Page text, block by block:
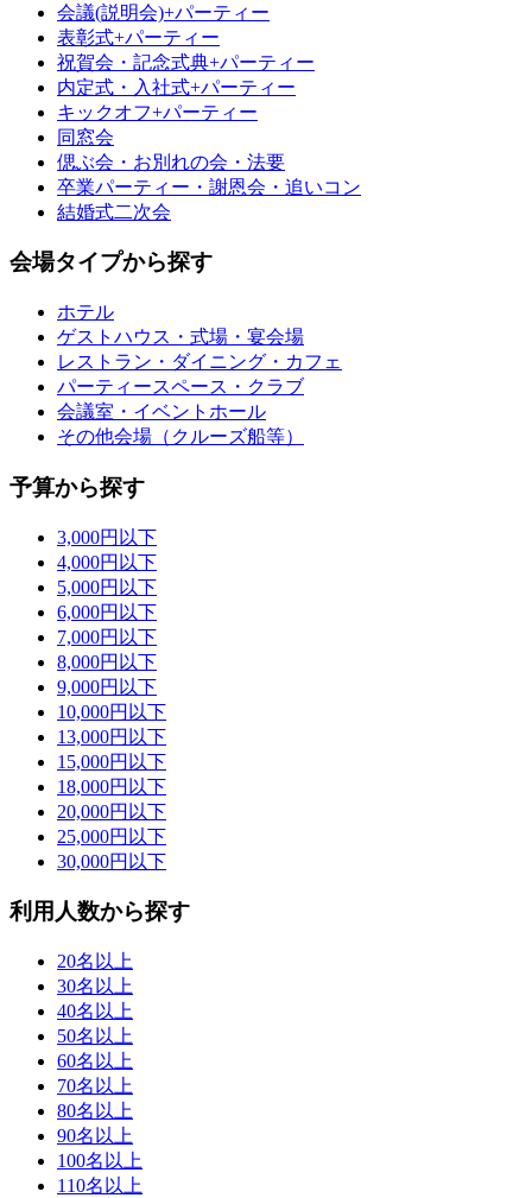
会議(説明会)+パーティー
表彰式+パーティー
祝賀会・記念式典+パーティー
内定式・入社式+パーティー
キックオフ+パーティー
同窓会
偲ぶ会・お別れの会・法要
卒業パーティー・謝恩会・追いコン
結婚式二次会
会場タイプから探す
ホテル
ゲストハウス・式場・宴会場
レストラン・ダイニング・カフェ
パーティースペース・クラブ
会議室・イベントホール
その他会場（クルーズ船等）
予算から探す
3,000円以下
4,000円以下
5,000円以下
6,000円以下
7,000円以下
8,000円以下
9,000円以下
10,000円以下
13,000円以下
15,000円以下
18,000円以下
20,000円以下
25,000円以下
30,000円以下
利用人数から探す
20名以上
30名以上
40名以上
50名以上
60名以上
70名以上
80名以上
90名以上
100名以上
110名以上